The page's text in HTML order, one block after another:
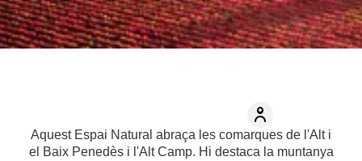
Aquest Espai Natural abraça les comarques de l'Alt i
el Baix Penedès i l'Alt Camp. Hi destaca la muntanya